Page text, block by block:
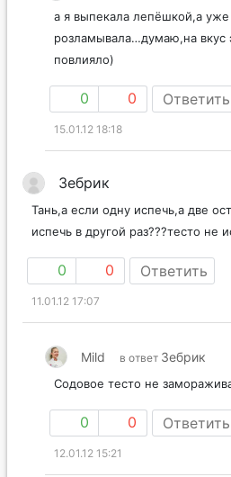
а я выпекала лепёшкой,а уже
розламывала…думаю,на вкус
повлияло)
0 0 Ответить
15.01.12 18:18
Зебрик
Тань,а если одну испечь,а две
испечь в другой раз???тесто не
0 0 Ответить
11.01.12 17:07
Mild в ответ Зебрик
Содовое тесто не
0 0 Ответить
12.01.12 15:21